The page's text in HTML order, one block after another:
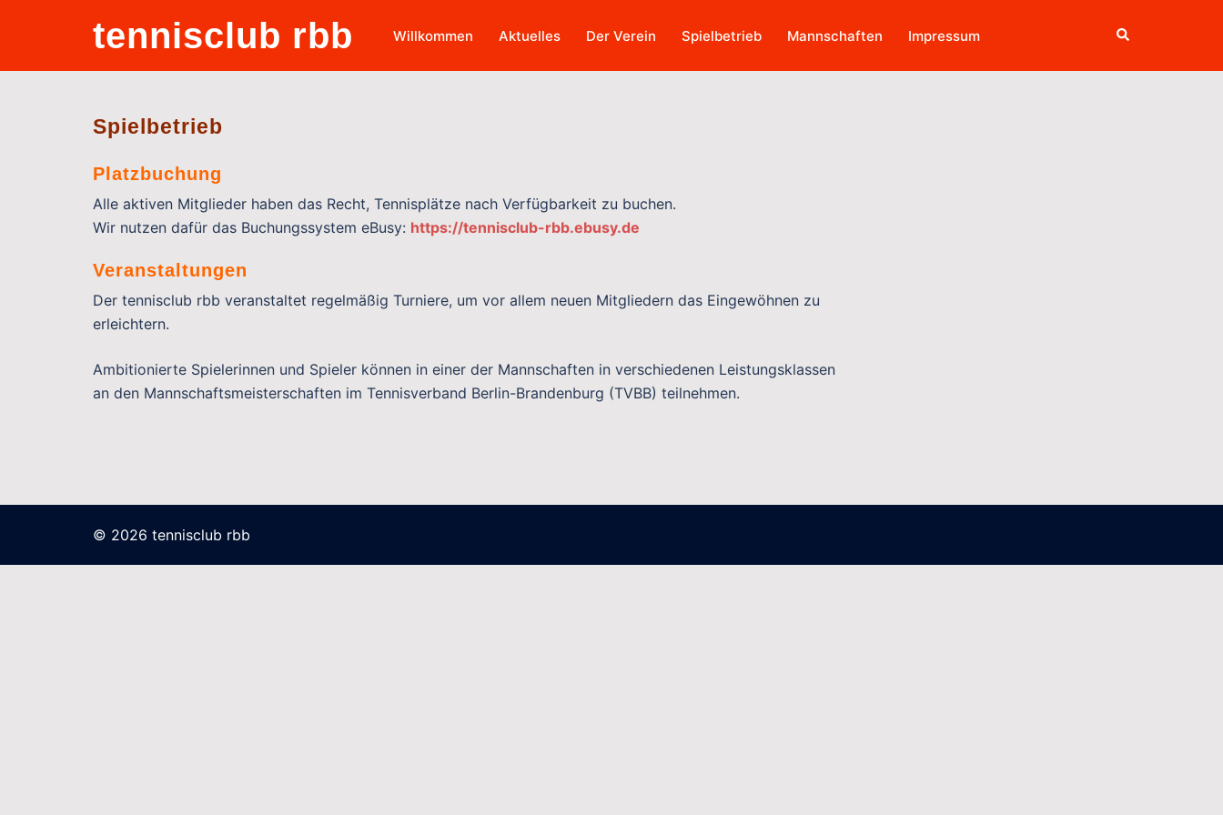
tennisclub rbb Willkommen Aktuelles Der Verein Spielbetrieb Mannschaften Impressum Suche
Spielbetrieb
Platzbuchung
Alle aktiven Mitglieder haben das Recht, Tennisplätze nach Verfügbarkeit zu buchen.
Wir nutzen dafür das Buchungssystem eBusy: https://tennisclub-rbb.ebusy.de
Veranstaltungen
Der tennisclub rbb veranstaltet regelmäßig Turniere, um vor allem neuen Mitgliedern das Eingewöhnen zu
erleichtern.
Ambitionierte Spielerinnen und Spieler können in einer der Mannschaften in verschiedenen Leistungsklassen
an den Mannschaftsmeisterschaften im Tennisverband Berlin-Brandenburg (TVBB) teilnehmen.
© 2026 tennisclub rbb